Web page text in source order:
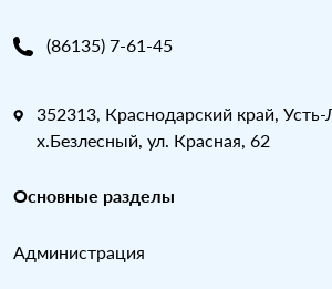
(86135) 7-61-45
352313, Краснодарский край,
х.Безлесный, ул. Красная, 62
Основные разделы
Администрация